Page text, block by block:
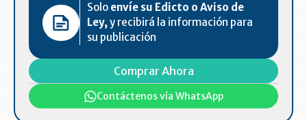
Solo envíe su Edicto o Aviso de
Ley,y recibirá la información para
su publicación
Comprar Ahora
Contáctenos vía WhatsApp